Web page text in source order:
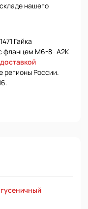
нашего
Гайка
фланцем М6-8- А2К
доставкой
регионы России.